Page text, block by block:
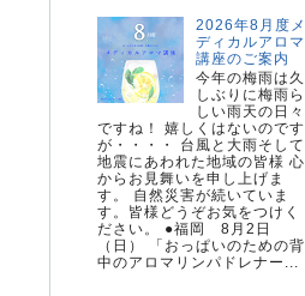
2026年8月度メ
ディカルアロマ
講座のご案内
今年の梅雨は久
しぶりに梅雨ら
しい雨天の日々
ですね！ 嬉しくはないのです
が・・・・ 台風と大雨そして
地震にあわれた地域の皆様 心
からお見舞いを申し上げま
す。 自然災害が続いていま
す。皆様どうぞお気をつけく
ださい。 ●福岡 8月2日
（日） 「おっぱいのための背
中のアロマリンパドレナー...